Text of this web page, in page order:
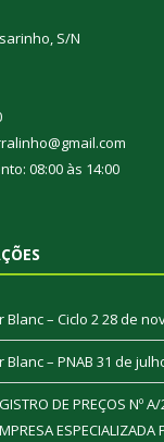
S/N
08:00 às 14:00
– Ciclo 228 de
– PNAB 31 de
DE PREÇOS Nº
ESPECIALIZADA